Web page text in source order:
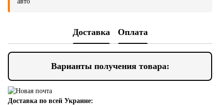
Доставка Оплата
Варианты получения товара:
Доставка по всей Украине: